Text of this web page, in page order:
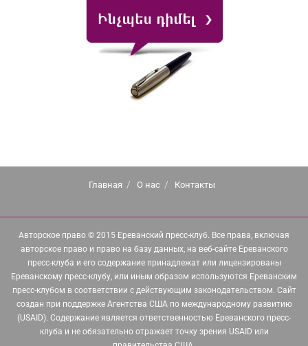
Главная О нас Контакты
Авторское право © 2015 Ереванский пресс-клуб. Все права, включая
авторское право и право на базу данных, на веб-сайте Ереванского
пресс-клуба и его содержание принадлежат или лицензированы
Ереванскому пресс-клубу, или иным образом используются Ереванским
пресс-клубом в соответствии с действующим законодательством. Сайт
создан при поддержке Агентства США по международному развитию
(USAID). Содержание является ответственностью Ереванского пресс-
клуба и не обязательно отражает точку зрения USAID или